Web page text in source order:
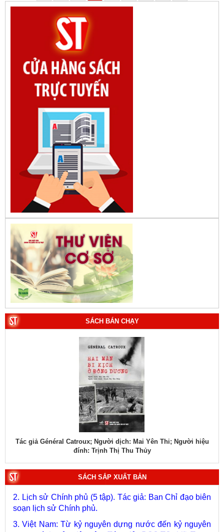
SÁCH BÁN CHẠY
hiệu Tác giả Đại tướng Võ Nguyên Giáp (Phạm Chí Nhân thể hiện)
SÁCH SẮP XUẤT BẢN
1. Bác Hồ ở Pháp. Tác giả: Bảo tàng Hồ Chí Minh.
2. Lịch sử Chính phủ (5 tập). Tác giả: Ban Chỉ đạo biên
soạn lịch sử Chính phủ.
3. Việt Nam: Từ kỷ nguyên dựng nước đến kỷ nguyên
vươn mình của dân tộc. Tác giả: PGS.TS. Vũ Trọng